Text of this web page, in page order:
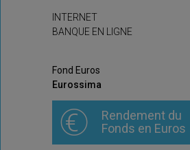
INTERNET
BANQUE EN LIGNE
Fond Euros
Eurossima
Rendement du
Fonds en Euros